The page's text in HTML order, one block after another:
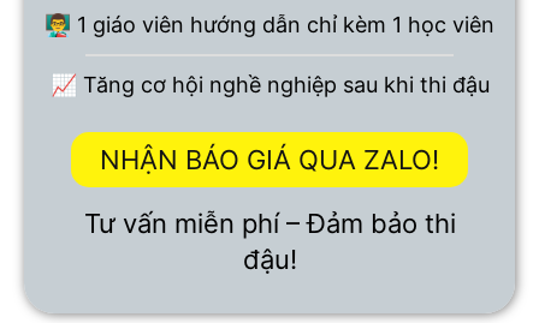
👨‍🏫 1 giáo viên hướng dẫn chỉ kèm 1 học viên
📈 Tăng cơ hội nghề nghiệp sau khi thi đậu
NHẬN BÁO GIÁ QUA ZALO!
Tư vấn miễn phí – Đảm bảo thi
đậu!